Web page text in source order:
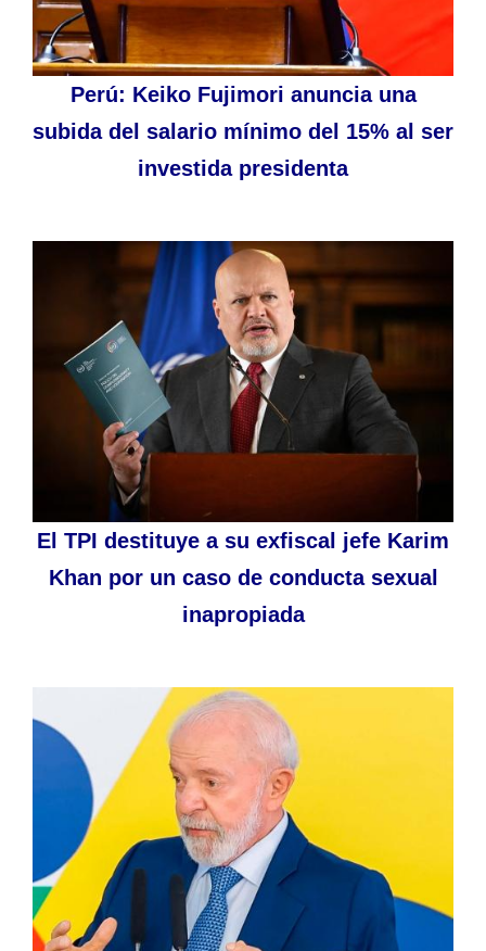
Perú: Keiko Fujimori anuncia una
subida del salario mínimo del 15% al ser
investida presidenta
El TPI destituye a su exfiscal jefe Karim
Khan por un caso de conducta sexual
inapropiada